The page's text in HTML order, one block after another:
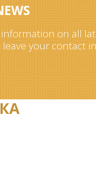
on all
leave your contact